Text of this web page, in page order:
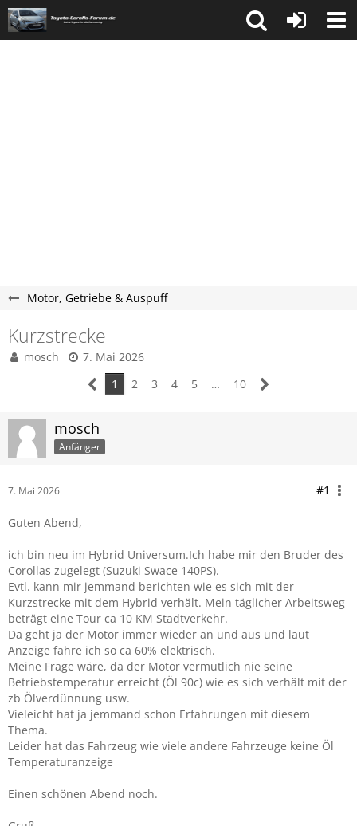
Motor, Getriebe & Auspuff
Kurzstrecke
mosch
7. Mai 2026
1
2 3 4 5 … 10
mosch
Anfänger
7. Mai 2026 #1
Guten Abend,
ich bin neu im Hybrid Universum.Ich habe mir den Bruder des
Corollas zugelegt (Suzuki Swace 140PS).
Evtl. kann mir jemmand berichten wie es sich mit der
Kurzstrecke mit dem Hybrid verhält. Mein täglicher Arbeitsweg
beträgt eine Tour ca 10 KM Stadtverkehr.
Da geht ja der Motor immer wieder an und aus und laut
Anzeige fahre ich so ca 60% elektrisch.
Meine Frage wäre, da der Motor vermutlich nie seine
Betriebstemperatur erreicht (Öl 90c) wie es sich verhält mit der
zb Ölverdünnung usw.
Vieleicht hat ja jemmand schon Erfahrungen mit diesem
Thema.
Leider hat das Fahrzeug wie viele andere Fahrzeuge keine Öl
Temperaturanzeige
Einen schönen Abend noch.